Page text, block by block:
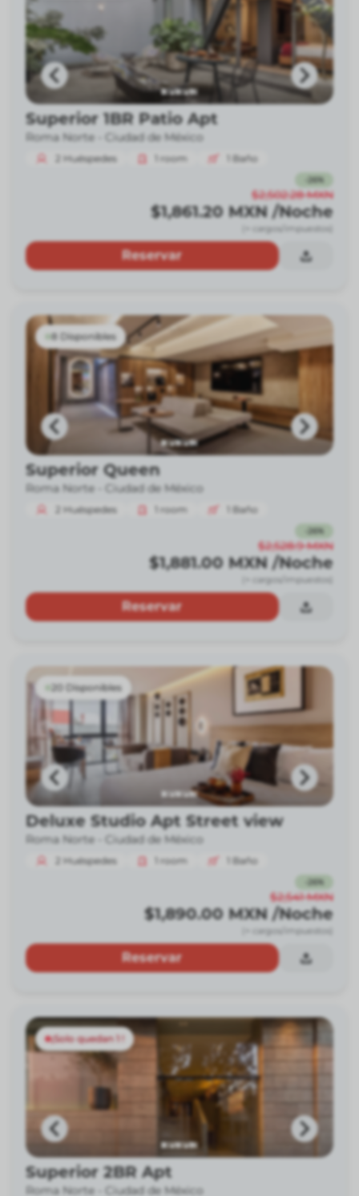
Superior 1BR Patio Apt
Roma Norte - Ciudad de México
2 Huéspedes room Baño
26%
$2,502.28 MXN
$1,861.20 MXN /Noche
(+ cargos/impuestos)
Reservar
8 Disponibles
Superior Queen
Roma Norte - Ciudad de México
2 Huéspedes room Baño
26%
$2,528.9 MXN
$1,881.00 MXN /Noche
(+ cargos/impuestos)
Reservar
20 Disponibles
Deluxe Studio Apt Street view
Roma Norte - Ciudad de México
2 Huéspedes room Baño
26%
$2,541 MXN
$1,890.00 MXN /Noche
(+ cargos/impuestos)
Reservar
¡Solo quedan 1 !
Superior 2BR Apt
Roma Norte - Ciudad de México